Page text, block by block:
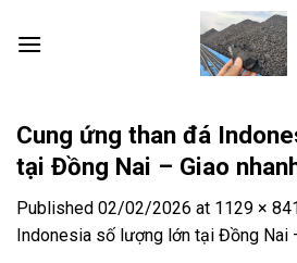
Cung ứng than đá
tại Đồng Nai – Giao
Published 02/02/2026 at 1129 × 841
Indonesia số lượng lớn tại Đồng Nai